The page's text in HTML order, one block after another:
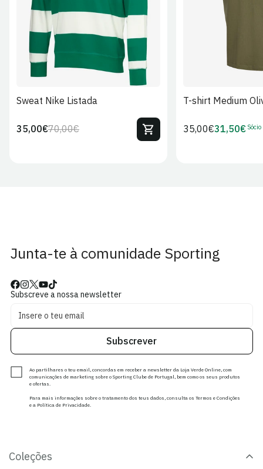
Sweat Nike Listada
Preço
70,00€Preço
35,00€
T-shirt Medium
Preço
35,00€Preço
31,50€ Sócio
Junta-te à comunidade Sporting
Subscreve a nossa newsletter
Subscrever
Ao partilhares o teu email, concordas em receber a newsletter da Loja Verde Online, com
comunicações de marketing sobre o Sporting Clube de Portugal, bem como os seus produtos
e ofertas.
Para mais informações sobre o tratamento dos teus dados, consulta os Termos e Condições
e a Política de Privacidade.
Coleções